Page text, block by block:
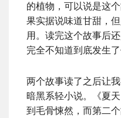
的植物，可以说是这
果实据说味道甘甜，
用。读完这个故事后
完全不知道到底发生了
两个故事读了之后让
暗黑系轻小说。《夏
到毛骨悚然，而第二